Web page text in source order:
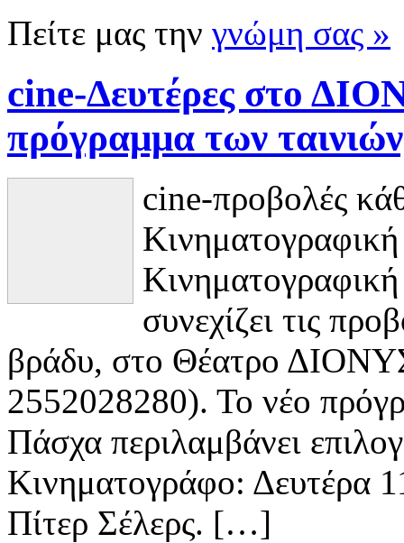
Πείτε μας την γνώμη σας »
cine-Δευτέρες στο
πρόγραμμα των
cine-προβολές
συνεχίζει τις
βράδυ, στο Θέατρο
2552028280). Το νέο
Πάσχα περιλαμβάνει
Κινηματογράφο: Δευτέρα
Πίτερ Σέλερς. […]